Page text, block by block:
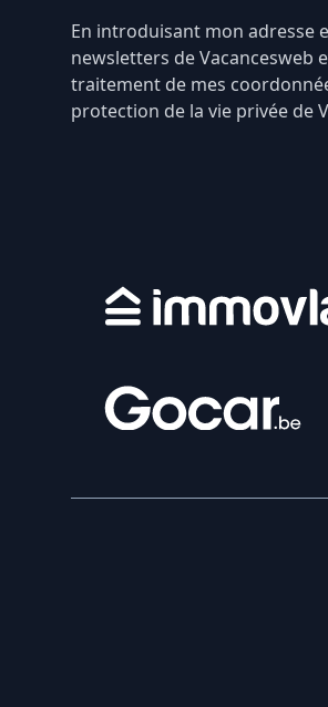
En introduisant mon adresse
newsletters de Vacancesweb
traitement de mes
protection de la vie privée de